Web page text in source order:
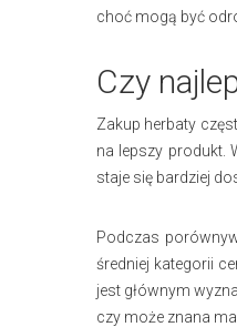
choć mogą być
Czy
Zakup herbaty
na lepszy produkt.
staje się bardziej
Podczas
średniej kategorii
jest głównym
czy może znana